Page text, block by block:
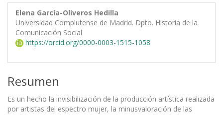
Elena García-Oliveros Hedilla
Universidad Complutense de Madrid. Dpto. Historia de la
Comunicación Social
https://orcid.org/0000-0003-1515-1058
Resumen
Es un hecho la invisibilización de la producción artística realizada
por artistas del espectro mujer, la minusvaloración de las